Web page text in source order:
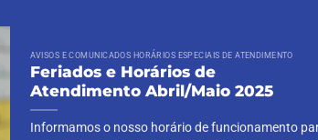
AVISOS E COMUNICADOS HORÁRIOS ESPECIAIS DE ATENDIMENTO
Feriados e Horários de
Atendimento Abril/Maio 2025
Informamos o nosso horário de funcionamento